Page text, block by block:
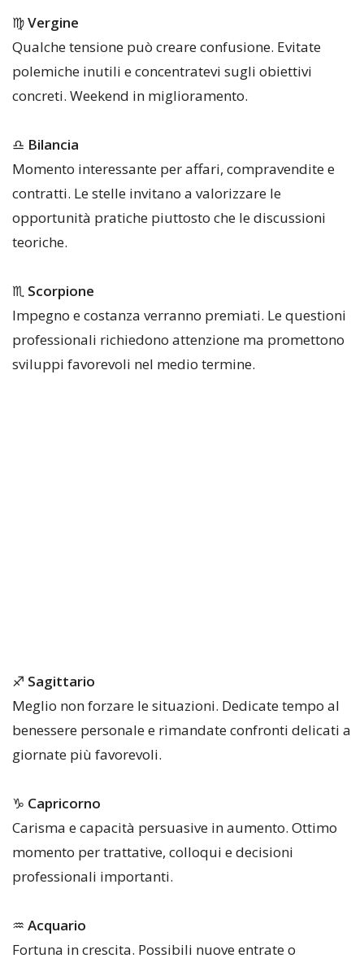
♍Vergine
Qualche tensione può creare confusione. Evitate
polemiche inutili e concentratevi sugli obiettivi
concreti. Weekend in miglioramento.
♎ Bilancia
Momento interessante per affari, compravendite e
contratti. Le stelle invitano a valorizzare le
opportunità pratiche piuttosto che le discussioni
teoriche.
♏ Scorpione
Impegno e costanza verranno premiati. Le questioni
professionali richiedono attenzione ma promettono
sviluppi favorevoli nel medio termine.
♐ Sagittario
Meglio non forzare le situazioni. Dedicate tempo al
benessere personale e rimandate confronti delicati a
giornate più favorevoli.
♑ Capricorno
Carisma e capacità persuasive in aumento. Ottimo
momento per trattative, colloqui e decisioni
professionali importanti.
♒ Acquario
Fortuna in crescita. Possibili nuove entrate o